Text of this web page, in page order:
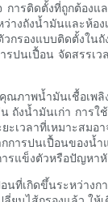
การติดตั้งที่ถูกต้อ
างถังน้ำมันและห้
วกรองแบบติดตั้ง
ปนเปื้อน จัดสรร
ณภาพน้ำมันเชื้อเ
ถังน้ำมันเก่า การ
ะเวลาที่เหมาะส
การปนเปื้อนของ
รแข็งตัวหรือปัญหา
ที่เกิดขึ้นระหว่าง